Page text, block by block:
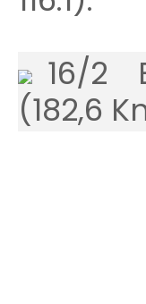
16/2
(182,6